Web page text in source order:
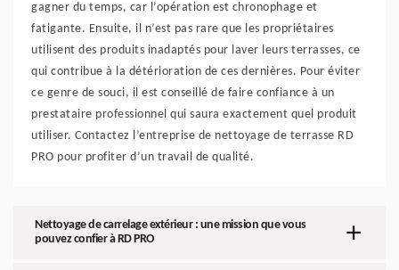
gagner du temps, car l’opération est chronophage et
fatigante. Ensuite, il n’est pas rare que les propriétaires
utilisent des produits inadaptés pour laver leurs terrasses, ce
qui contribue à la détérioration de ces dernières. Pour éviter
ce genre de souci, il est conseillé de faire confiance à un
prestataire professionnel qui saura exactement quel produit
utiliser. Contactez l’entreprise de nettoyage de terrasse RD
PRO pour profiter d’un travail de qualité.
Nettoyage de carrelage extérieur : une mission que vous
pouvez confier à RD PRO